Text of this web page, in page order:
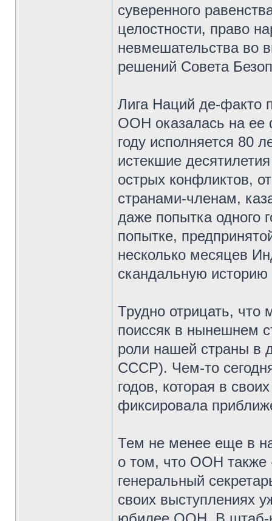
суверенного
целостности, право
невмешательства во
решений Совета
Лига Наций де-факто
ООН оказалась на ее
году исполняется 80
истекшие
острых конфликтов,
странами-членам,
даже попытка одного
попытке,
несколько месяцев
скандальную
Трудно отрицать, что
поиссяк в нынешнем
роли нашей страны в
СССР). Чем-то
годов, которая в
фиксировала
Тем не менее еще в
о том, что ООН также
генеральный
своих выступлениях